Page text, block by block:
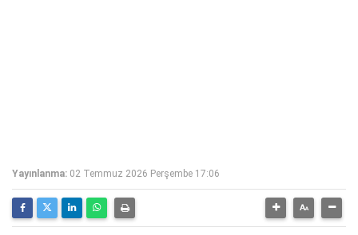
Yayınlanma: 02 Temmuz 2026 Perşembe 17:06